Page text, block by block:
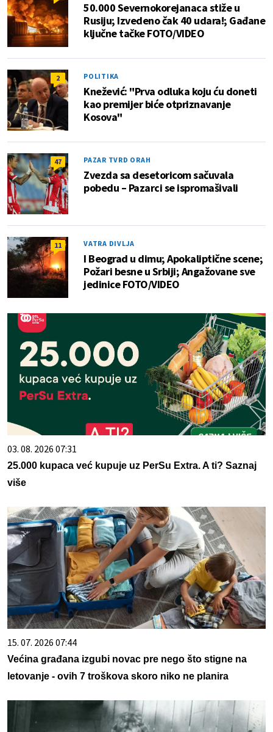
50.000 Severnokorejanaca stiže u
Rusiju; Izvedeno čak 40 udara!; Gađane
ključne tačke FOTO/VIDEO
2 POLITIKA
Knežević: "Prva odluka koju ću doneti
kao premijer biće otpriznavanje
Kosova"
47 PAZAR TVRD ORAH
Zvezda sa desetoricom sačuvala
pobedu – Pazarci se ispromašivali
11 VATRA DIVLJA
I Beograd u dimu; Apokaliptične scene;
Požari besne u Srbiji; Angažovane sve
jedinice FOTO/VIDEO
03. 08. 2026 07:31
25.000 kupaca već kupuje uz PerSu Extra. A ti? Saznaj
više
15. 07. 2026 07:44
Većina građana izgubi novac pre nego što stigne na
letovanje - ovih 7 troškova skoro niko ne planira